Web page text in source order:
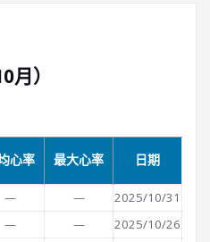
）
心率 最大心率 日期
— —
2025/10/31
— —
2025/10/26